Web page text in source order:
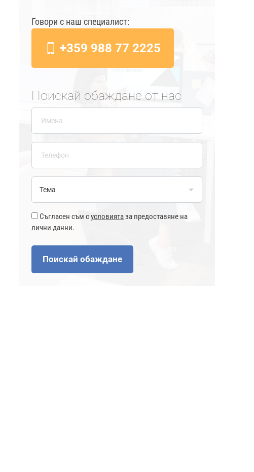
Говори с наш специалист:
+359 988 77 2225
Поискай обаждане от нас
Съгласен съм сусловиятаза предоставяне на
лични данни.
Поискай обаждане